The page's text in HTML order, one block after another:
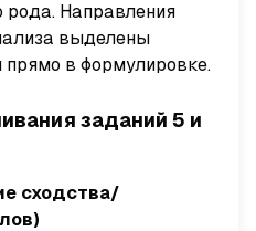
рода. Направления
выделены
в формулировке.
заданий 5 и
сходства/